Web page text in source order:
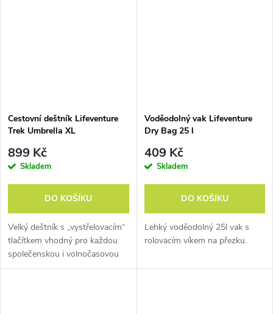
Cestovní deštník Lifeventure
Trek Umbrella XL
899 Kč
Skladem
DO KOŠÍKU
Velký deštník s „vystřelovacím“
tlačítkem vhodný pro každou
společenskou i volnočasovou
příležitost.
Voděodolný vak Lifeventure
Dry Bag 25 l
409 Kč
Skladem
DO KOŠÍKU
Lehký voděodolný 25l vak s
rolovacím víkem na přezku.